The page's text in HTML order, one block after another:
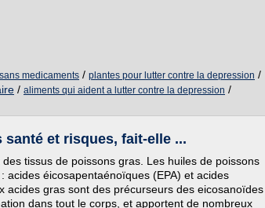
medicaments / plantes pour lutter contre la depression /
/ aliments qui aident a lutter contre la depression /
et risques, fait-elle ...
tissus de poissons gras. Les huiles de poissons
acides éicosapentaénoïques (EPA) et acides
acides gras sont des précurseurs des eicosanoïdes
dans tout le corps, et apportent de nombreux